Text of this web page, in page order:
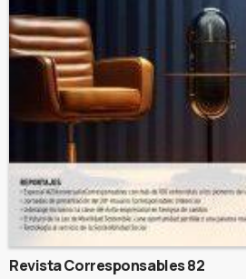
Revista Corresponsables 82